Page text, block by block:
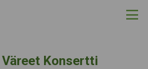
Väreet Konsertti